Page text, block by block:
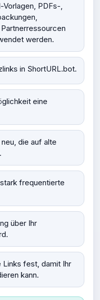
PDFs-,
werden.
in ShortURL.bot.
eine
die auf alte
frequentierte
über Ihr
Links fest, damit Ihr
kann.